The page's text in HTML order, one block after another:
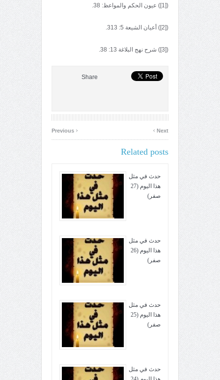
([1]) عيون الحكم والمواعظ: 38.
([2]) أعيان الشيعة 5: 313.
([3]) شرح نهج البلاغة 13: 38.
Share
‹ Next
›
Related posts
حدث في مثل
هذا اليوم (27
صفر)
حدث في مثل
هذا اليوم (26
صفر)
حدث في مثل
هذا اليوم (25
صفر)
حدث في مثل